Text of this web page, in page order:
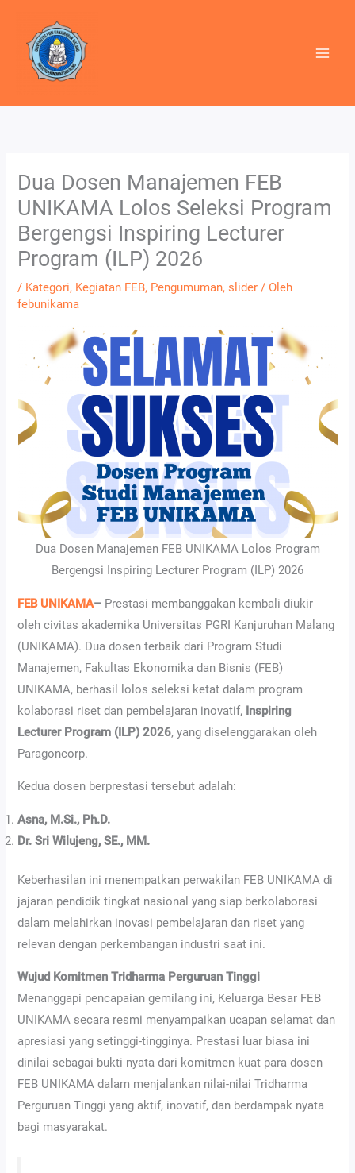
konten
Dua Dosen Manajemen FEB
UNIKAMA Lolos Seleksi Program
Bergengsi Inspiring Lecturer
Program (ILP) 2026
/ Kategori, Kegiatan FEB, Pengumuman,slider / Oleh
febunikama
Dua Dosen Manajemen FEB UNIKAMA Lolos Program
Bergengsi Inspiring Lecturer Program (ILP) 2026
FEB UNIKAMA– Prestasi membanggakan kembali diukir
oleh civitas akademika Universitas PGRI Kanjuruhan Malang
(UNIKAMA). Dua dosen terbaik dari Program Studi
Manajemen, Fakultas Ekonomika dan Bisnis (FEB)
UNIKAMA, berhasil lolos seleksi ketat dalam program
kolaborasi riset dan pembelajaran inovatif, Inspiring
Lecturer Program (ILP) 2026, yang diselenggarakan oleh
Paragoncorp.
Kedua dosen berprestasi tersebut adalah:
Asna, M.Si., Ph.D.
Dr. Sri Wilujeng, SE., MM.
Keberhasilan ini menempatkan perwakilan FEB UNIKAMA di
jajaran pendidik tingkat nasional yang siap berkolaborasi
dalam melahirkan inovasi pembelajaran dan riset yang
relevan dengan perkembangan industri saat ini.
Wujud Komitmen Tridharma Perguruan Tinggi
Menanggapi pencapaian gemilang ini, Keluarga Besar FEB
UNIKAMA secara resmi menyampaikan ucapan selamat dan
apresiasi yang setinggi-tingginya. Prestasi luar biasa ini
dinilai sebagai bukti nyata dari komitmen kuat para dosen
FEB UNIKAMA dalam menjalankan nilai-nilai Tridharma
Perguruan Tinggi yang aktif, inovatif, dan berdampak nyata
bagi masyarakat.